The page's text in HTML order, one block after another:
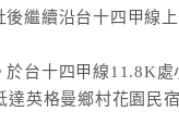
後繼續沿台十四甲線
台十四甲線11.8K處
達英格曼鄉村花園民宿